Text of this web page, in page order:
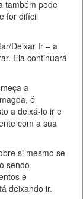
também pode
for difícil
Deixar Ir – a
Ela continuará
a
é
a deixá-lo ir e
com a sua
si mesmo se
sendo
e
deixando ir.